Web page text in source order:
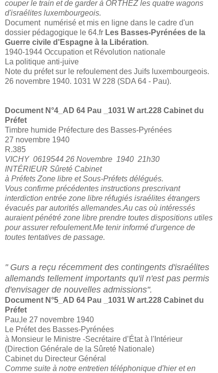
couper le train et de garder à ORTHEZ les quatre wagons
d'israélites luxembourgeois.
Document numérisé et mis en ligne dans le cadre d'un
dossier pédagogique le 64.fr Les Basses-Pyrénées de la
Guerre civile d'Espagne à la Libération.
1940-1944 Occupation et Révolution nationale
La politique anti-juive
Note du préfet sur le refoulement des Juifs luxembourgeois.
26 novembre 1940. 1031 W 228 (SDA 64 - Pau).
Document N°4_ AD 64 Pau _1031 W art.228 Cabinet du
Préfet
Timbre humide Préfecture des Basses-Pyrénées
27 novembre 1940
R.385
VICHY 0619544 26 Novembre 1940 21h30
INTÉRIEUR Sûreté Cabinet
à Préfets Zone libre et Sous-Préfets délégués.
Vous confirme précédentes instructions prescrivant
interdiction entrée zone libre réfugiés israélites étrangers
évacués par autorités allemandes.Au cas où intéressés
auraient pénétré zone libre prendre toutes dispositions utiles
pour assurer refoulement.Me tenir informé d'urgence de
toutes tentatives de passage.
" Gurs a reçu récemment des contingents d'israélites
allemands tellement importants qu'il n'est pas permis
d'envisager de nouvelles admissions".
Document N°5_ AD 64 Pau _1031 W art.228 Cabinet du
Préfet
Pau,le 27 novembre 1940
Le Préfet des Basses-Pyrénées
à Monsieur le Ministre -Secrétaire d’État à l'Intérieur
(Direction Générale de la Sûreté Nationale)
Cabinet du Directeur Général
Comme suite à notre entretien téléphonique d'hier et en